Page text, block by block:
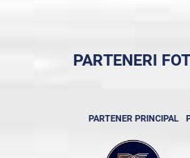
PARTENERI
PARTENER PRINCIPAL